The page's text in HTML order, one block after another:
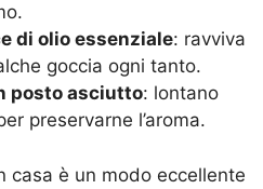
di olio essenziale: ravviva
goccia ogni tanto.
posto asciutto: lontano
preservarne l’aroma.
casa è un modo eccellente